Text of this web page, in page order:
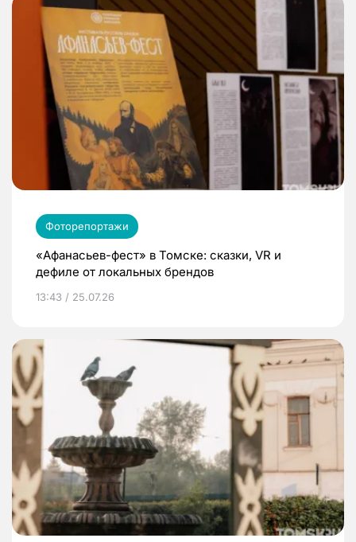
Фоторепортажи
«Афанасьев-фест» в Томске: сказки, VR и
дефиле от локальных брендов
13:43 / 25.07.26